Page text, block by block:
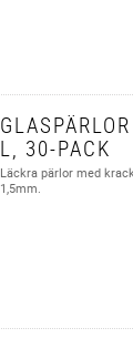
L, 30-PACK
Läckra pärlor med
1,5mm.